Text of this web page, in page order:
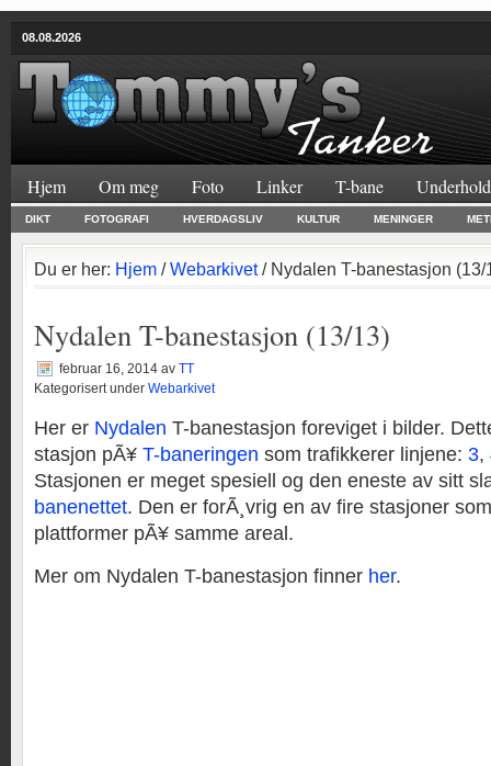
08.08.2026
Hjem Om meg Foto Linker T-bane
DIKT FOTOGRAFI HVERDAGSLIV KULTUR MENINGER
Du er her: Hjem /Webarkivet/ Nydalen T-banestasjon (13/
Nydalen T-banestasjon (13/13)
februar 16, 2014 av TT
Kategorisert under Webarkivet
Her er Nydalen T-banestasjon foreviget i bilder.
stasjon pÃ¥ T-baneringen som trafikkerer linjene: 3,
Stasjonen er meget spesiell og den eneste av sitt
banenettet. Den er forÃ¸vrig en av fire stasjoner
plattformer pÃ¥ samme areal.
Mer om Nydalen T-banestasjon finner her.